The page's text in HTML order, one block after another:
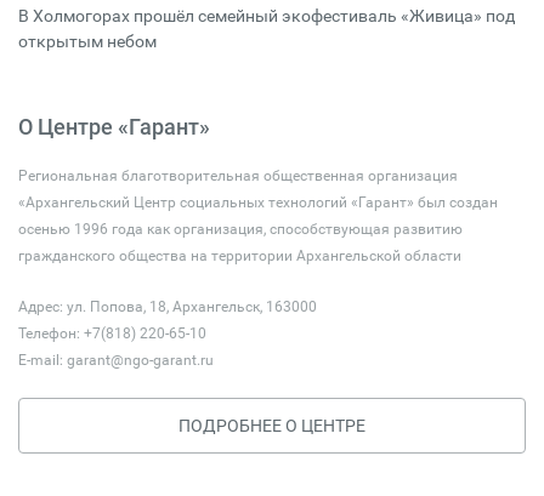
В Холмогорах прошёл семейный экофестиваль «Живица» под
открытым небом
О Центре «Гарант»
Региональная благотворительная общественная организация
«Архангельский Центр социальных технологий «Гарант» был создан
осенью 1996 года как организация, способствующая развитию
гражданского общества на территории Архангельской области
Адрес: ул. Попова, 18, Архангельск, 163000
Телефон: +7(818) 220-65-10
E-mail: garant@ngo-garant.ru
ПОДРОБНЕЕ О ЦЕНТРЕ